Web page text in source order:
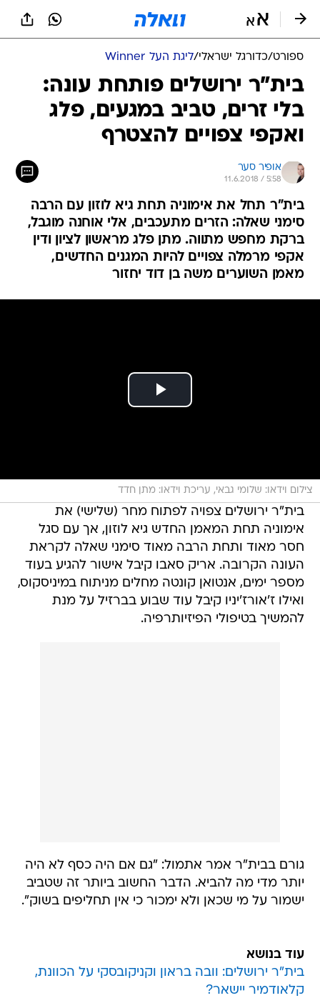
ספורט/כדורגל ישראלי/ליגת העל Winner
בית"ר ירושלים פותחת עונה:
בלי זרים, טביב במגעים, פלג
ואקפי צפויים להצטרף
אופיר סער
11.6.2018 / 5:58
בית"ר תחל את אימוניה תחת גיא לוזון עם הרבה
סימני שאלה: הזרים מתעכבים, אלי אוחנה מוגבל,
ברקת מחפש מתווה. מתן פלג מראשון לציון ודין
אקפי מרמלה צפויים להיות המגנים החדשים,
מאמן השוערים משה בן דוד יחזור
צילום וידאו: שלומי גבאי, עריכת וידאו: מתן חדד
בית"ר ירושלים צפויה לפתוח מחר (שלישי) את
אימוניה תחת המאמן החדש גיא לוזון, אך עם סגל
חסר מאוד ותחת הרבה מאוד סימני שאלה לקראת
העונה הקרובה. אריק סאבו קיבל אישור להגיע בעוד
מספר ימים, אנטואן קונטה מחלים מניתוח במיניסקוס,
ואילו ז'אורז'יניו קיבל עוד שבוע בברזיל על מנת
להמשיך בטיפולי הפיזיותרפיה.
גורם בבית"ר אמר אתמול: "גם אם היה כסף לא היה
יותר מדי מה להביא. הדבר החשוב ביותר זה שטביב
ישמור על מי שכאן ולא ימכור כי אין תחליפים בשוק".
עוד בנושא
בית"ר ירושלים: וובה בראון וקניקובסקי על הכוונת,
קלאודמיר יישאר?